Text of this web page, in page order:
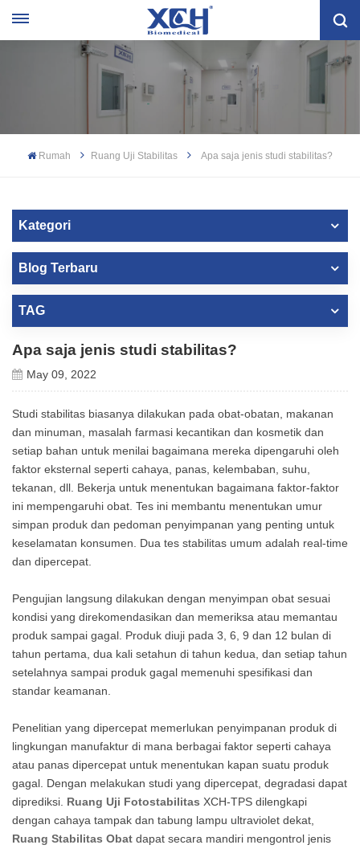
Rumah Ruang Uji Stabilitas Apa saja jenis studi stabilitas?
Kategori
Blog Terbaru
TAG
Apa saja jenis studi stabilitas?
May 09, 2022
Studi stabilitas biasanya dilakukan pada obat-obatan, makanan
dan minuman, masalah farmasi kecantikan dan kosmetik dan
setiap bahan untuk menilai bagaimana mereka dipengaruhi oleh
faktor eksternal seperti cahaya, panas, kelembaban, suhu,
tekanan, dll. Bekerja untuk menentukan bagaimana faktor-faktor
ini mempengaruhi obat. Tes ini membantu menentukan umur
simpan produk dan pedoman penyimpanan yang penting untuk
keselamatan konsumen. Dua tes stabilitas umum adalah real-time
dan dipercepat.
Pengujian langsung dilakukan dengan menyimpan obat sesuai
kondisi yang direkomendasikan dan memeriksa atau memantau
produk sampai gagal. Produk diuji pada 3, 6, 9 dan 12 bulan di
tahun pertama, dua kali setahun di tahun kedua, dan setiap tahun
setelahnya sampai produk gagal memenuhi spesifikasi dan
standar keamanan.
Penelitian yang dipercepat memerlukan penyimpanan produk di
lingkungan manufaktur di mana berbagai faktor seperti cahaya
atau panas dipercepat untuk menentukan kapan suatu produk
gagal. Dengan melakukan studi yang dipercepat, degradasi dapat
diprediksi. Ruang Uji Fotostabilitas XCH-TPS dilengkapi
dengan cahaya tampak dan tabung lampu ultraviolet dekat,
Ruang Stabilitas Obat dapat secara mandiri mengontrol jenis